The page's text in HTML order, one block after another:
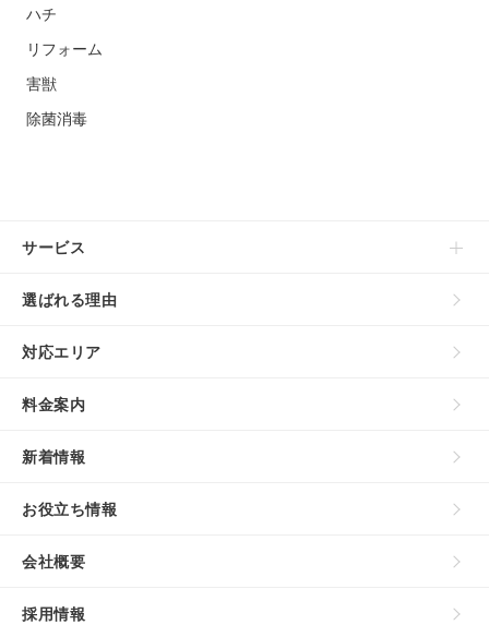
ハチ
リフォーム
害獣
除菌消毒
サービス
選ばれる理由
対応エリア
料金案内
新着情報
お役立ち情報
会社概要
採用情報